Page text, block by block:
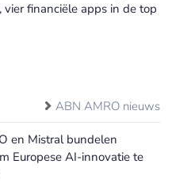
vier financiële apps in de top
ABN AMRO nieuws
en Mistral bundelen
Europese AI-innovatie te